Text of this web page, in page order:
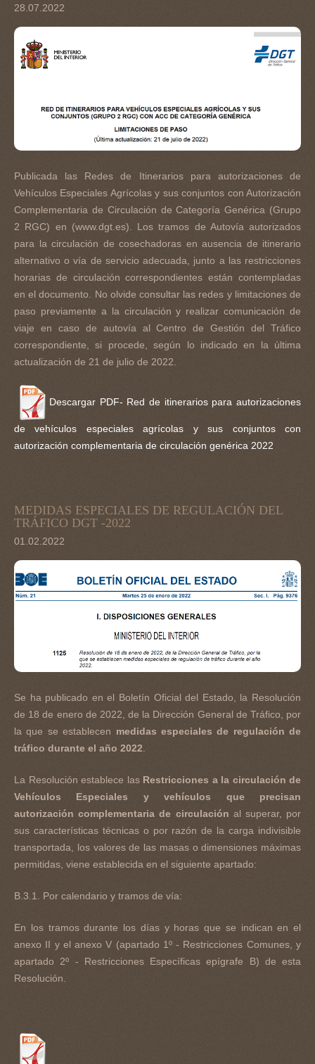
28.07.2022
Publicada las Redes de Itinerarios para autorizaciones de
Vehículos Especiales Agrícolas y sus conjuntos con Autorización
Complementaria de Circulación de Categoría Genérica (Grupo
2 RGC) en (www.dgt.es). Los tramos de Autovía autorizados
para la circulación de cosechadoras en ausencia de itinerario
alternativo o vía de servicio adecuada, junto a las restricciones
horarias de circulación correspondientes están contempladas
en el documento. No olvide consultar las redes y limitaciones de
paso previamente a la circulación y realizar comunicación de
viaje en caso de autovía al Centro de Gestión del Tráfico
correspondiente, si procede, según lo indicado en la última
actualización de 21 de julio de 2022.
Descargar PDF- Red de itinerarios para autorizaciones
de vehículos especiales agrícolas y sus conjuntos con
autorización complementaria de circulación genérica 2022
MEDIDAS ESPECIALES DE REGULACIÓN DEL
TRÁFICO DGT -2022
01.02.2022
Se ha publicado en el Boletín Oficial del Estado, la Resolución
de 18 de enero de 2022, de la Dirección General de Tráfico, por
la que se establecen medidas especiales de regulación de
tráfico durante el año 2022
La Resolución establece las Restricciones a la circulación de
Vehículos Especiales y vehículos que precisan
autorización complementaria de circulación al superar, por
sus características técnicas o por razón de la carga indivisible
transportada, los valores de las masas o dimensiones máximas
permitidas, viene establecida en el siguiente apartado:
B.3.1. Por calendario y tramos de vía:
En los tramos durante los días y horas que se indican en el
anexo II y el anexo V (apartado 1º - Restricciones Comunes, y
apartado 2º - Restricciones Específicas epígrafe B) de esta
Resolución.